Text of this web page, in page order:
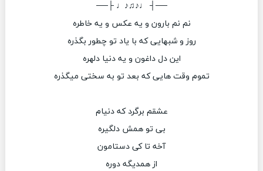
──┤ ♩♪♫♪♩ ├──
نم نم بارون و یه عکس و یه خاطره
روز و شبهایی که با یاد تو چطور بگذره
این دل داغون و یه دنیا دلهره
تموم وقت هایی که بعد تو به سختی میگذره
عشقم برگرد که دنیام
بی تو همش دلگیره
آخه تا کی دستامون
از همدیگه دوره